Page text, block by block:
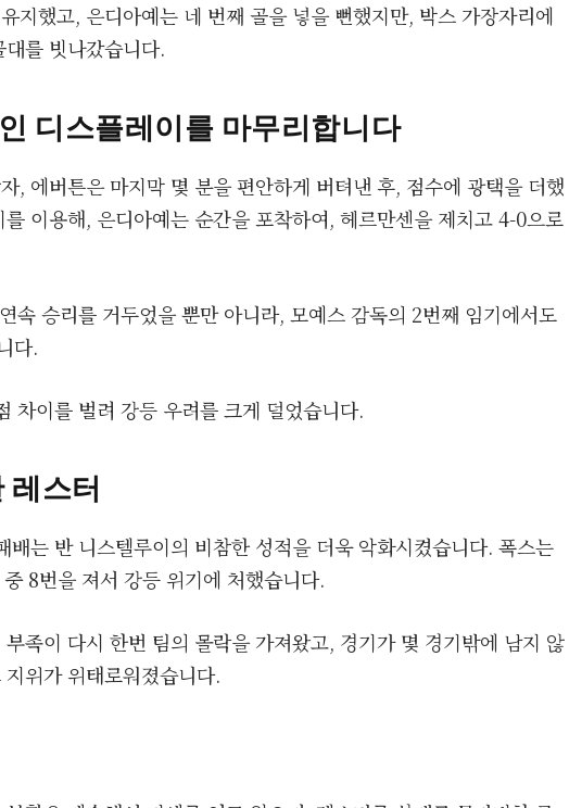
지했고, 은디아예는 네 번째 골을 넣을 뻔했지만, 박스 가장자리에
를 빗나갔습니다.
디스플레이를 마무리합니다
, 에버튼은 마지막 몇 분을 편안하게 버텨낸 후, 점수에 광택을 더했
이용해, 은디아예는 순간을 포착하여, 헤르만센을 제치고 4-0으로
속 승리를 거두었을 뿐만 아니라, 모예스 감독의 2번째 임기에서도
다.
차이를 벌려 강등 우려를 크게 덜었습니다.
레스터
배는 반 니스텔루이의 비참한 성적을 더욱 악화시켰습니다. 폭스는
8번을 져서 강등 위기에 처했습니다.
족이 다시 한번 팀의 몰락을 가져왔고, 경기가 몇 경기밖에 남지 않
위가 위태로워졌습니다.